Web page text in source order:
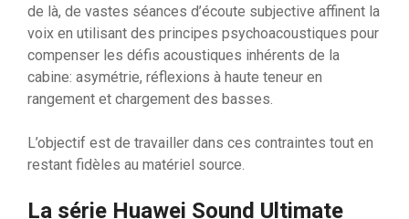
de là, de vastes séances d’écoute subjective affinent la
voix en utilisant des principes psychoacoustiques pour
compenser les défis acoustiques inhérents de la
cabine: asymétrie, réflexions à haute teneur en
rangement et chargement des basses.
L’objectif est de travailler dans ces contraintes tout en
restant fidèles au matériel source.
La série Huawei Sound Ultimate